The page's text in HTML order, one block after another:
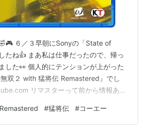
６／３早朝にSonyの「State of
たね👍 まあ私は仕事だったので、帰っ
した👀 個人的にテンションが上がった
双２ with 猛将伝 Remastered』でし
リマスターって前から情報あっ
何か条件をクリアすると隠しキャラが
頑張って出てきたのが秀吉🐒だった……
Remastered #猛将伝 #コーエー